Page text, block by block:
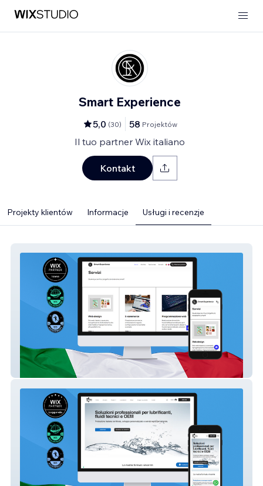
Smart Experience
5,0 (30) 58 Projektów
Il tuo partner Wix italiano
Kontakt
Projekty klientów Informacje Usługi i recenzje
Smart Experience